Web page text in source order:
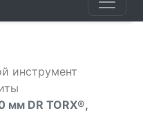
инструмент
мм DR TORX®,